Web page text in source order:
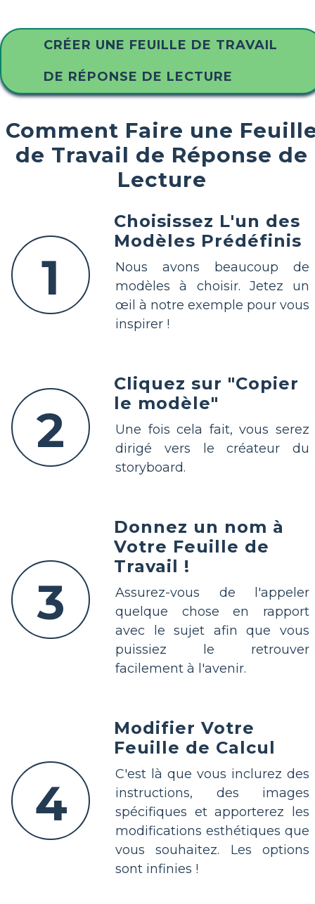
CRÉER UNE FEUILLE DE TRAVAIL
DE RÉPONSE DE LECTURE
Comment Faire une
de Travail de Réponse de
Lecture
1
Choisissez L'un des
Modèles Prédéfinis
Nous avons beaucoup de
modèles à choisir. Jetez un
œil à notre exemple pour vous
inspirer !
2
Cliquez sur "Copier
le modèle"
Une fois cela fait, vous serez
dirigé vers le créateur du
storyboard.
3
Donnez un nom à
Votre Feuille de
Travail !
Assurez-vous de l'appeler
quelque chose en rapport
avec le sujet afin que vous
puissiez le retrouver
facilement à l'avenir.
4
Modifier Votre
Feuille de Calcul
C'est là que vous inclurez des
instructions, des images
spécifiques et apporterez les
modifications esthétiques que
vous souhaitez. Les options
sont infinies !